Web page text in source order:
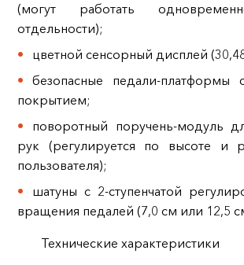
(могут работать
отдельности);
цветной сенсорный дисплей
безопасные педали‑платформы
покрытием;
поворотный поручень‑модуль
рук (регулируется по высоте и
пользователя);
шатуны с 2‑ступенчатой
вращения педалей (7,0 см или 12,5
Технические характеристики